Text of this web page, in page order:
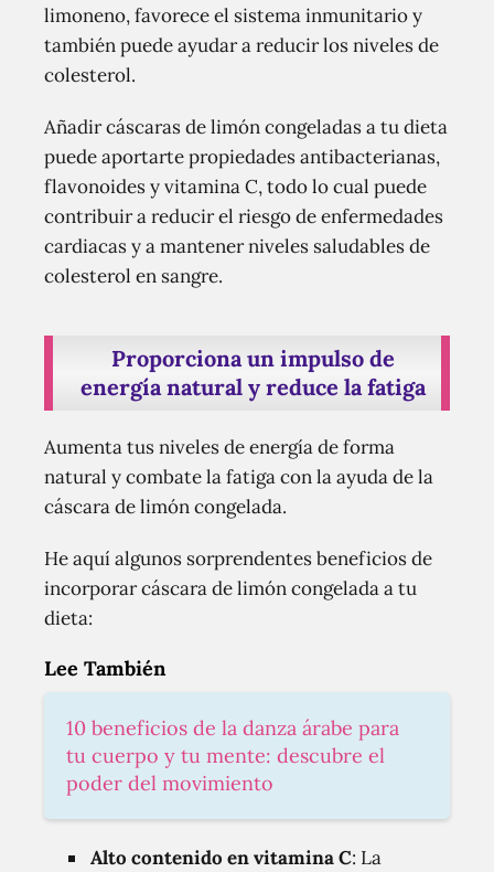
limoneno, favorece el sistema inmunitario y
también puede ayudar a reducir los niveles de
colesterol.
Añadir cáscaras de limón congeladas a tu dieta
puede aportarte propiedades antibacterianas,
flavonoides y vitamina C, todo lo cual puede
contribuir a reducir el riesgo de enfermedades
cardiacas y a mantener niveles saludables de
colesterol en sangre.
Proporciona un impulso de
energía natural y reduce la fatiga
Aumenta tus niveles de energía de forma
natural y combate la fatiga con la ayuda de la
cáscara de limón congelada.
He aquí algunos sorprendentes beneficios de
incorporar cáscara de limón congelada a tu
dieta:
Lee También
10 beneficios de la danza árabe para
tu cuerpo y tu mente: descubre el
poder del movimiento
Alto contenido en vitamina C: La